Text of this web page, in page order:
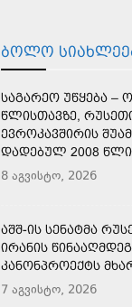
ᲑᲝᲚᲝ
ᲡᲐᲒᲐᲠᲔᲝ ᲣᲬᲧᲔᲑᲐ –
ᲬᲚᲘᲡᲗᲐᲕᲖᲔ,
ᲔᲕᲠᲝᲙᲐᲕᲨᲘᲠᲘᲡ
ᲓᲐᲓᲔᲑᲣᲚ 2008
8 აგვისტო, 2026
ᲐᲨᲨ-ᲘᲡ ᲡᲔᲜᲐᲢᲛᲐ
ᲘᲠᲐᲜᲘᲡ ᲬᲘᲜᲐᲐᲦᲛᲓᲔᲒ
ᲙᲐᲜᲝᲜᲞᲠᲝᲔᲥᲢᲡ
7 აგვისტო, 2026